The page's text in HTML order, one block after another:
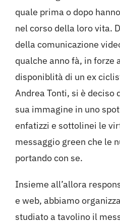
quale prima o dopo
nel corso della loro vita.
della comunicazione
qualche anno fà, in forze
disponiblità di un ex
Andrea Tonti, si è deciso
sua immagine in uno
enfatizzi e sottolinei le
messaggio green che le
portando con se.
Insieme all’allora
e web, abbiamo
studiato a tavolino il